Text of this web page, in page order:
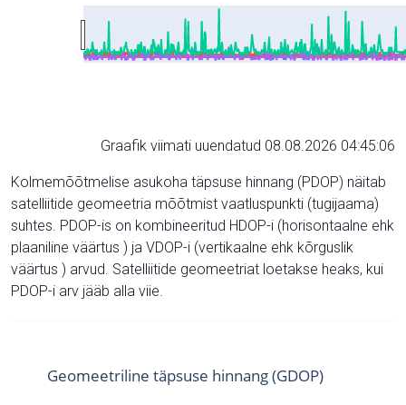
Graafik viimati uuendatud 08.08.2026 04:45:06
Kolmemõõtmelise asukoha täpsuse hinnang (PDOP) näitab
satelliitide geomeetria mõõtmist vaatluspunkti (tugijaama)
suhtes. PDOP-is on kombineeritud HDOP-i (horisontaalne ehk
plaaniline väärtus ) ja VDOP-i (vertikaalne ehk kõrguslik
väärtus ) arvud. Satelliitide geomeetriat loetakse heaks, kui
PDOP-i arv jääb alla viie.
Geomeetriline täpsuse hinnang (GDOP)